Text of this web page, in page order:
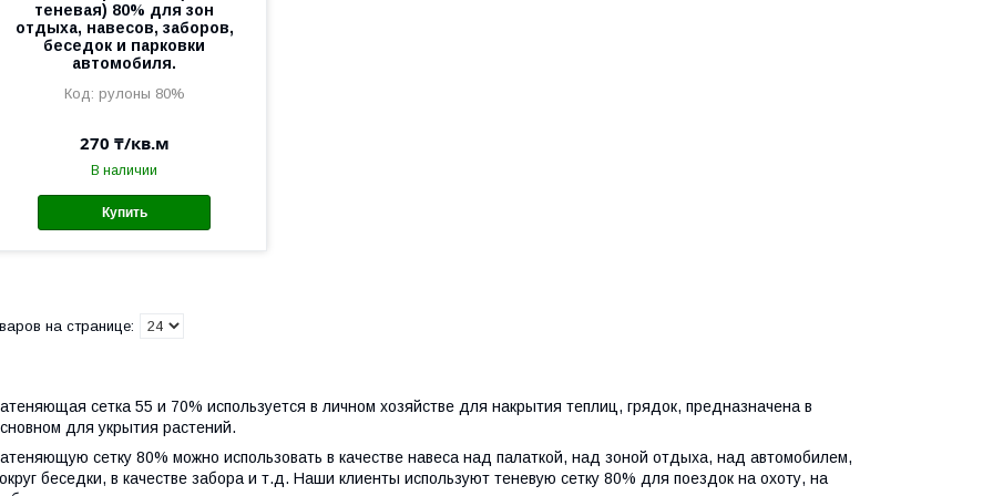
теневая) 80% для зон
отдыха, навесов, заборов,
беседок и парковки
автомобиля.
рулоны 80%
270 ₸/кв.м
В наличии
Купить
сетка 55 и 70% используется в личном хозяйстве для накрытия теплиц, грядок, предназначена в
для укрытия растений.
сетку 80% можно использовать в качестве навеса над палаткой, над зоной отдыха, над автомобилем,
беседки, в качестве забора и т.д. Наши клиенты используют теневую сетку 80% для поездок на охоту, на